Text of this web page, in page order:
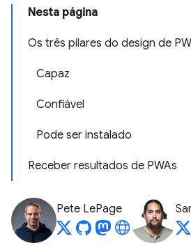
Nesta página
Os três pilares do design de
Capaz
Confiável
Pode ser instalado
Receber resultados de PWAs
Pete LePage